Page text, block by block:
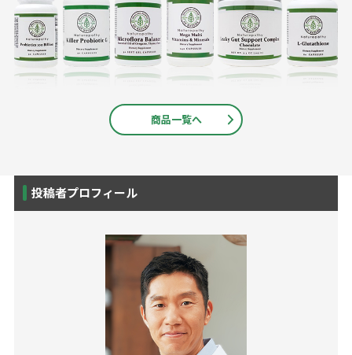
商品一覧へ
投稿者プロフィール